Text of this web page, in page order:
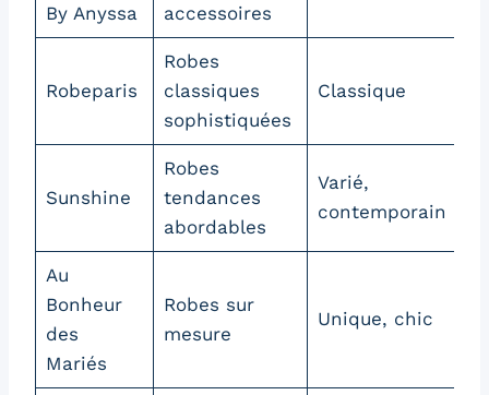
By Anyssa accessoires
Robeparis
Robes
classiques
sophistiquées
Classique
Sunshine
Robes
tendances
abordables
Varié,
contemporain
Au
Bonheur
des
Mariés
Robes sur
mesure
Unique, chic